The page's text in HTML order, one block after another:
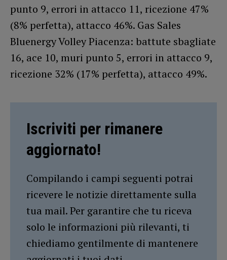
punto 9, errori in attacco 11, ricezione 47%
(8% perfetta), attacco 46%. Gas Sales
Bluenergy Volley Piacenza: battute sbagliate
16, ace 10, muri punto 5, errori in attacco 9,
ricezione 32% (17% perfetta), attacco 49%.
Iscriviti per rimanere
aggiornato!
Compilando i campi seguenti potrai
ricevere le notizie direttamente sulla
tua mail. Per garantire che tu riceva
solo le informazioni più rilevanti, ti
chiediamo gentilmente di mantenere